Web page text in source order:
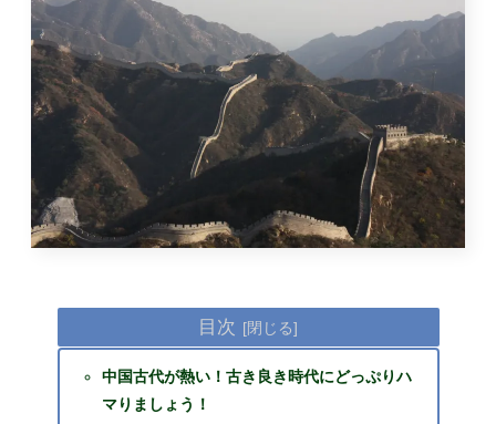
目次
中国古代が熱い！古き良き時代にどっぷりハ
マりましょう！